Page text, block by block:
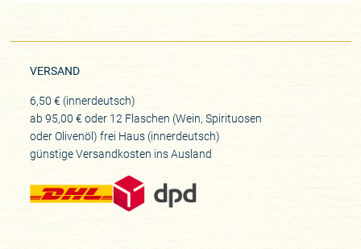
VERSAND
6,50 € (innerdeutsch)
ab 95,00 € oder 12 Flaschen (Wein, Spirituosen
oder Olivenöl) frei Haus (innerdeutsch)
günstige Versandkosten ins Ausland